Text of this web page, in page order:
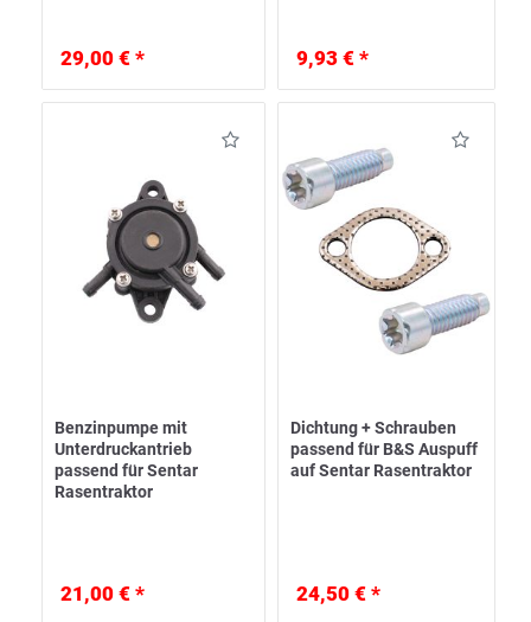
29,00 € * 9,93 € *
Benzinpumpe mit
Unterdruckantrieb
passend für Sentar
Rasentraktor
21,00 € *
Dichtung + Schrauben
passend für B&S Auspuff
auf Sentar Rasentraktor
24,50 € *